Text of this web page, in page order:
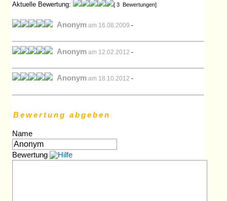
Aktuelle Bewertung: [ 3 Bewertungen]
Anonym am 16.08.2009 -
Anonym am 12.02.2012 -
Anonym am 18.10.2012 -
Bewertung abgeben
Name
Bewertung